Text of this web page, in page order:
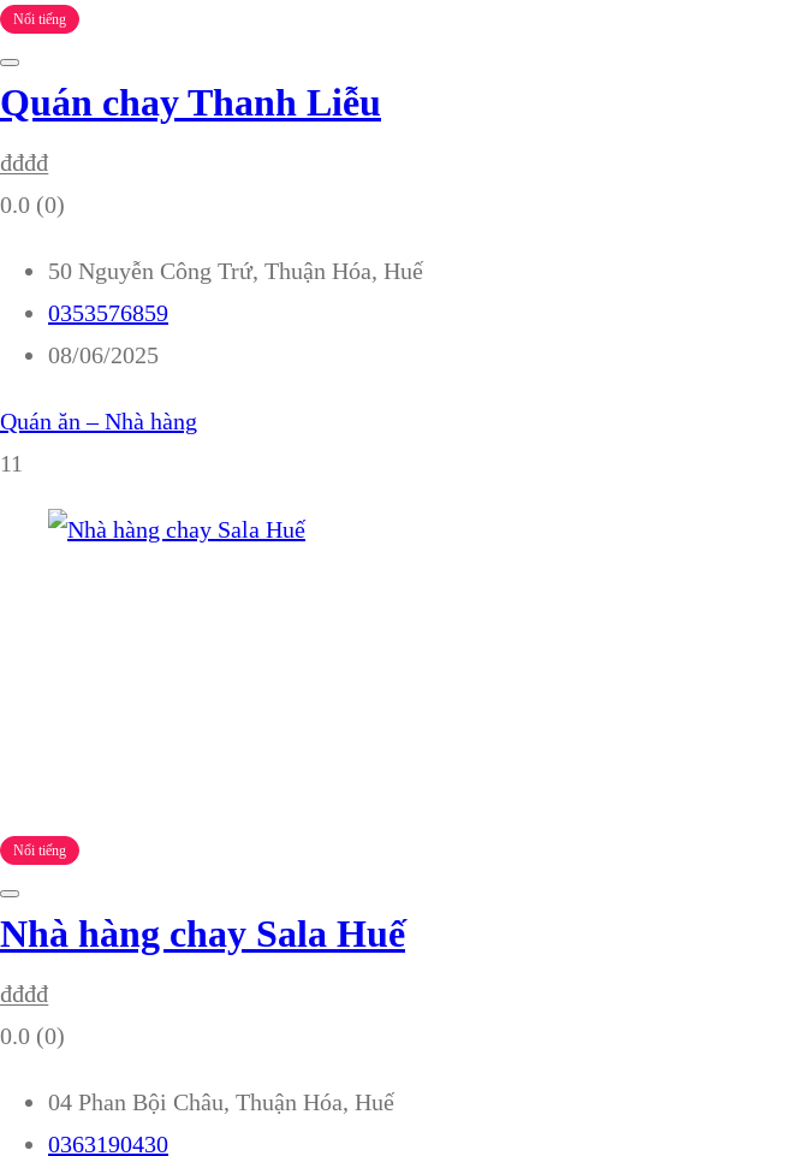
Nổi tiếng
Quán chay Thanh Liễu
₫₫₫₫
0.0 (0)
50 Nguyễn Công Trứ, Thuận Hóa, Huế
0353576859
08/06/2025
Quán ăn – Nhà hàng
11
Nổi tiếng
Nhà hàng chay Sala Huế
₫₫₫₫
0.0 (0)
04 Phan Bội Châu, Thuận Hóa, Huế
0363190430